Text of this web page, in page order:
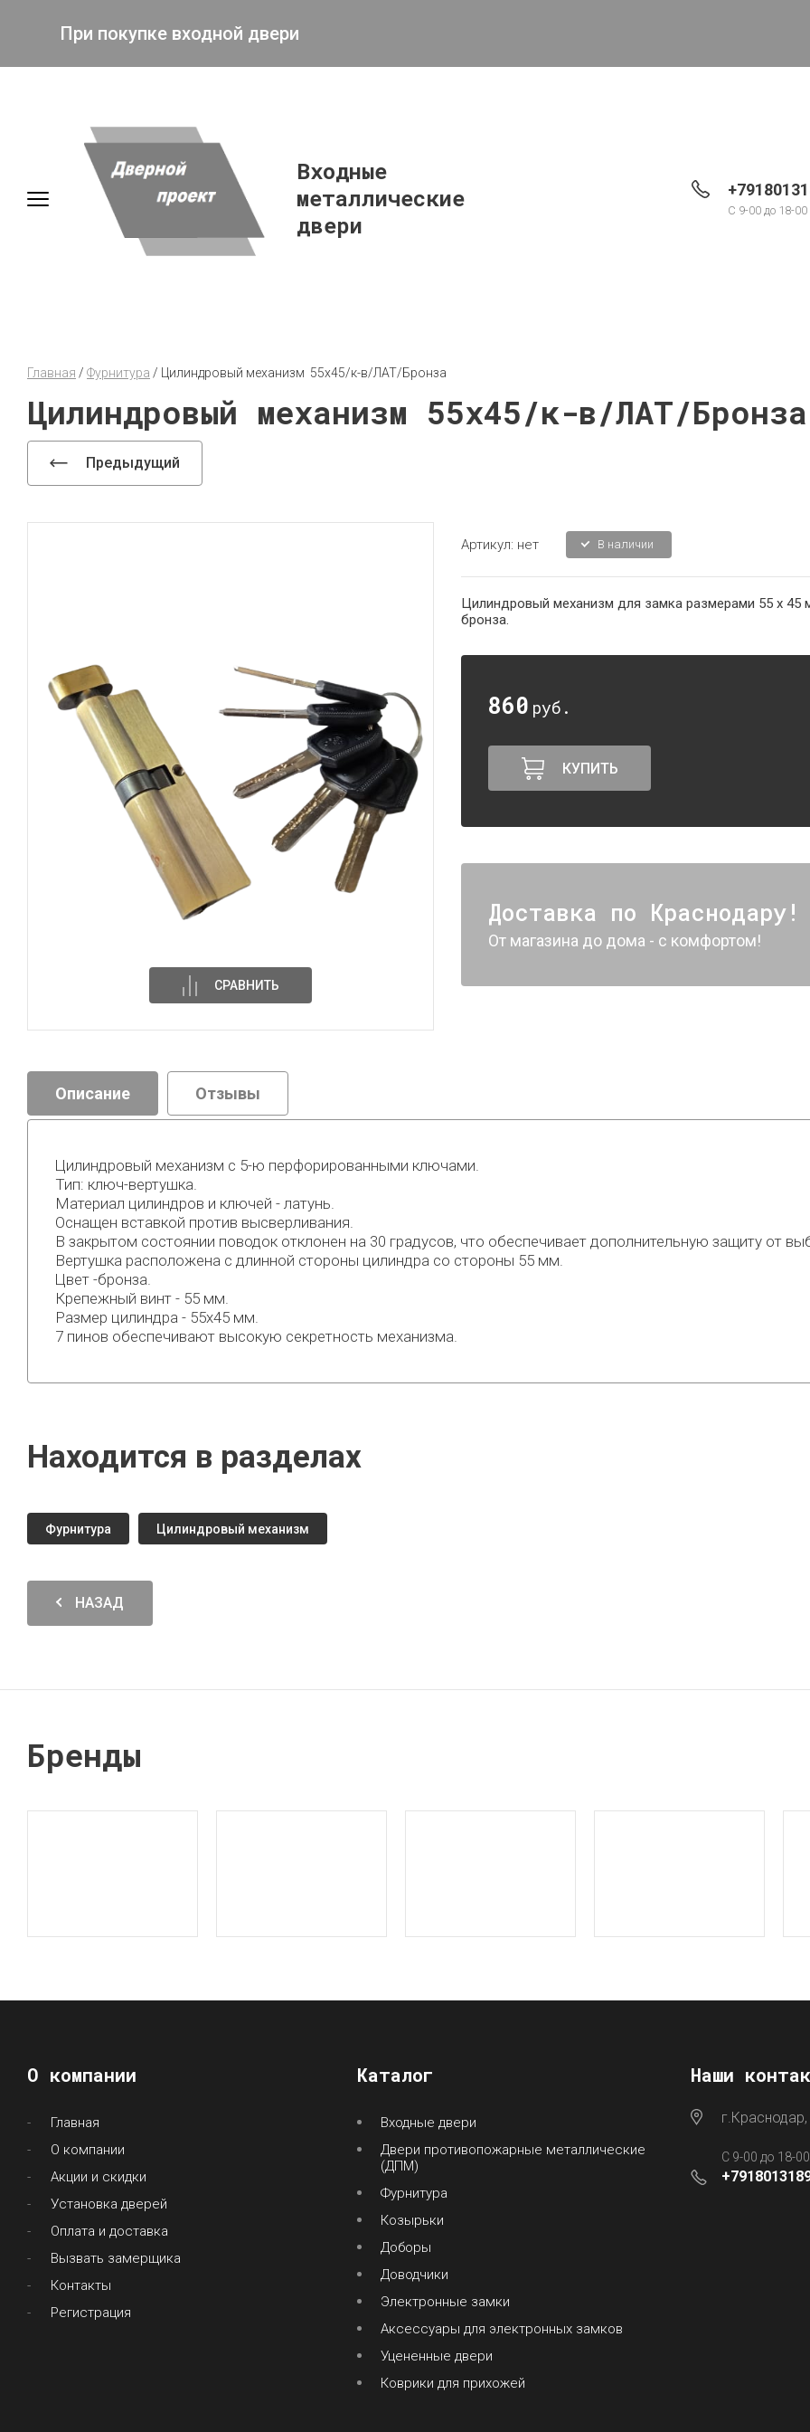
При покупке входной двери
Входные
металлические
двери
С 9-00 до 18-00
Главная / Фурнитура / Цилиндровый механизм  55х45/к-в/ЛАТ/Бронза
Цилиндровый механизм 55х45/к-в/ЛАТ/Бронза
Предыдущий
СРАВНИТЬ
Артикул: нет В наличии
Цилиндровый механизм для замка размерами 55 х 45
бронза.
860 руб.
КУПИТЬ
Доставка по Краснодару!
От магазина до дома - с комфортом!
Описание Отзывы
Цилиндровый механизм с 5-ю перфорированными ключами.
Тип: ключ-вертушка.
Материал цилиндров и ключей - латунь.
Оснащен вставкой против высверливания.
В закрытом состоянии поводок отклонен на 30 градусов, что обеспечивает дополнительную защиту от
Bертушка расположена с длинной стороны цилиндра со стороны 55 мм.
Цвет -бронза.
Крепежный винт - 55 мм.
Размер цилиндра - 55х45 мм.
7 пинов обеспечивают высокую секретность механизма.
Находится в разделах
Фурнитура Цилиндровый механизм
НАЗАД
Бренды
О компании
Главная
О компании
Акции и скидки
Установка дверей
Оплата и доставка
Вызвать замерщика
Контакты
Регистрация
Каталог
Входные двери
Двери противопожарные металлические
(ДПМ)
Фурнитура
Козырьки
Доборы
Доводчики
Электронные замки
Аксессуары для электронных замков
Уцененные двери
Коврики для прихожей
Наши
С 9-00 до 18-00